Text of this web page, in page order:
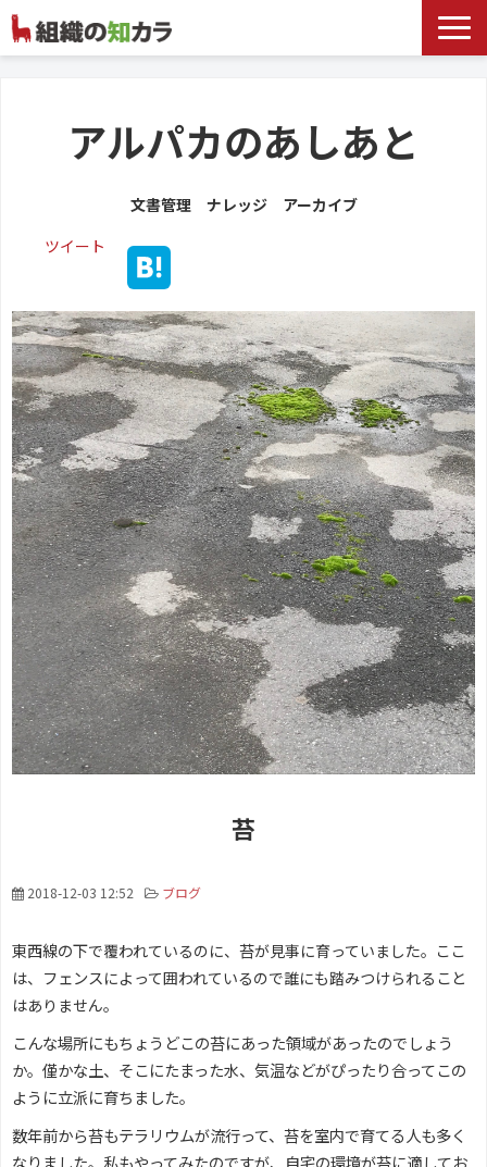
お役立ち記事
記事カテゴリ一覧
お客様事例
アルパカのあしあと
文書管理 ナレッジ アーカイブ
ツイート
苔
2018-12-03 12:52 ブログ
東西線の下で覆われているのに、 苔が見事に育っていました。ここ
は、 フェンスによって囲われているので誰にも踏みつけられる こと
はありません。
こんな場所にもちょうどこの苔にあった領域があったのでしょう
か。僅かな土、そこにたまった水、気温などがぴったり合ってこの
ように立派に育ちました。
数年前から苔もテラリウムが流行って、苔を室内で育てる人も多く
なりました。私もやってみたのですが、自宅の環境が苔に適してお